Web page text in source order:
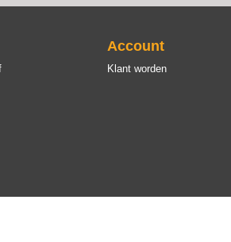
Account
Klant worden